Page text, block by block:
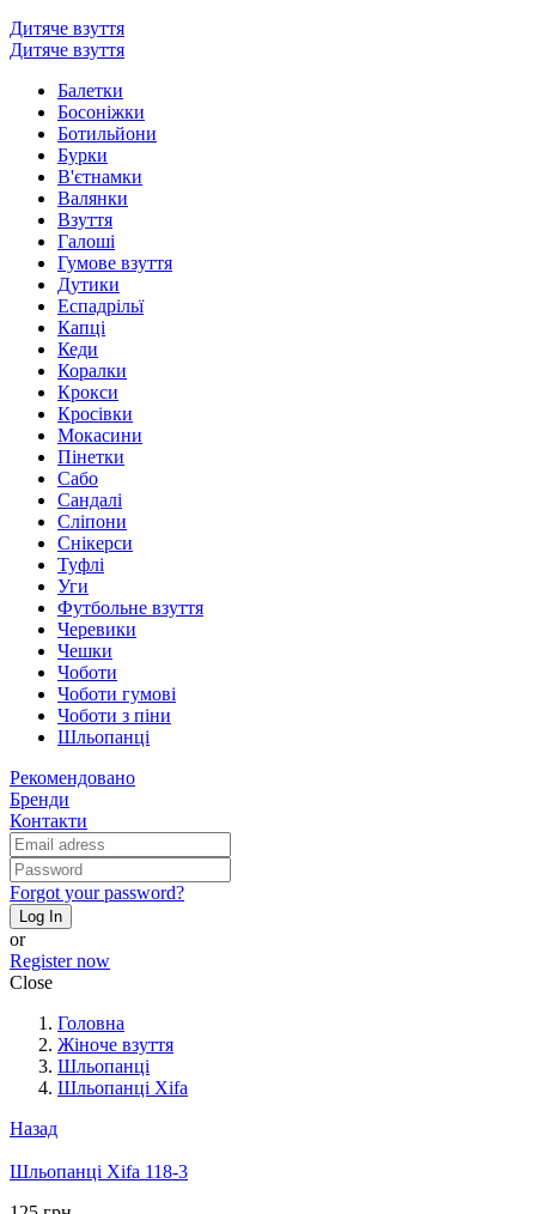
Дитяче взуття
Дитяче взуття
Балетки
Босоніжки
Ботильйони
Бурки
В'єтнамки
Валянки
Взуття
Галоші
Гумове взуття
Дутики
Еспадрільї
Капці
Кеди
Коралки
Крокси
Кросівки
Мокасини
Пінетки
Сабо
Сандалі
Сліпони
Снікерси
Туфлі
Уги
Футбольне взуття
Черевики
Чешки
Чоботи
Чоботи гумові
Чоботи з піни
Шльопанці
Рекомендовано
Бренди
Контакти
Forgot your password?
Log In
or
Register now
Close
Головна
Жіноче взуття
Шльопанці
Шльопанці Xifa
Назад
Шльопанці Xifa 118-3